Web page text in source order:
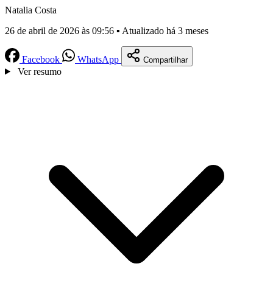
Natalia Costa
26 de abril de 2026 às 09:56 ▪ Atualizado há 3 meses
Facebook WhatsApp Compartilhar
Ver resumo